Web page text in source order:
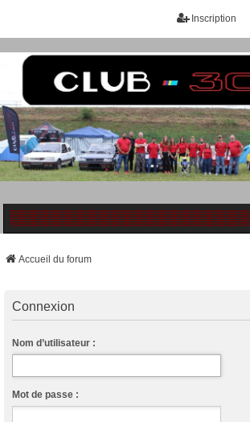
Inscription
Accueil du forum
Connexion
Nom d’utilisateur :
Mot de passe :